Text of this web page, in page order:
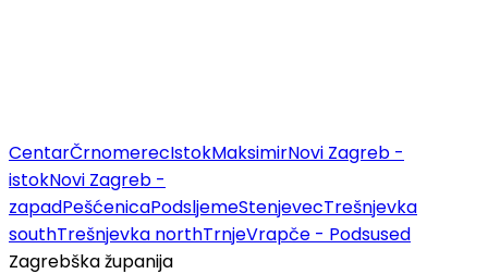
CentarČrnomerecIstokMaksimirNovi Zagreb -
istokNovi Zagreb -
zapadPešćenicaPodsljemeStenjevecTrešnjevka
southTrešnjevka northTrnjeVrapče - Podsused
Zagrebška županija